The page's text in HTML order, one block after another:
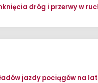
dróg i przerwy w
jazdy pociągów na